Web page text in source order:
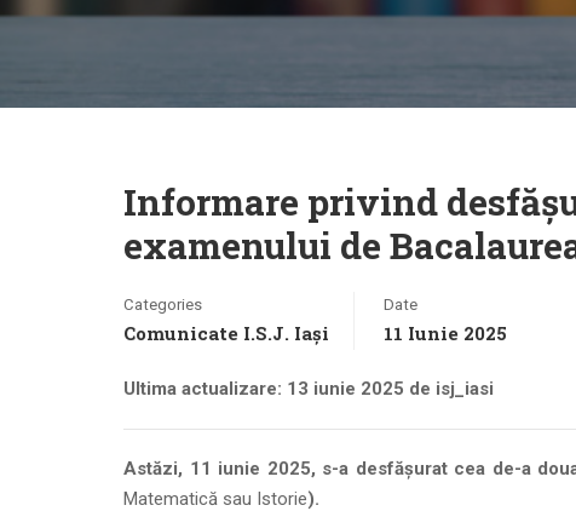
Informare privind
examenului de
Categories
Comunicate I.S.J. Iași
Date
11 Iunie 2025
Ultima actualizare: 13 iunie 2025 de isj_iasi
Astăzi, 11 iunie 2025, s-a desfășurat cea de-a
Matematică sau Istorie).